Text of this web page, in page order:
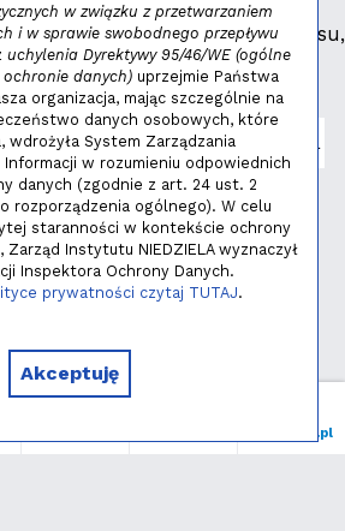
propozycje dotyczące serwisu,
prywatności
2026 - Instytut NIEDZIELA
niedziela.pl
w związku z przetwarzaniem
i w sprawie swobodnego przepływu
uchylenia Dyrektywy 95/46/WE (ogólne
danych) uprzejmie Państwa
organizacja, mając szczególnie na
danych osobowych, które
wdrożyła System Zarządzania
w rozumieniu odpowiednich
danych (zgodnie z art. 24 ust. 2
rozporządzenia ogólnego). W celu
staranności w kontekście ochrony
Instytutu NIEDZIELA wyznaczył
Inspektora Ochrony Danych.
prywatności czytaj TUTAJ.
Akceptuję